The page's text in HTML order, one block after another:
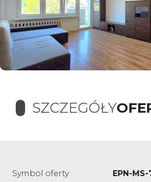
SZCZEGÓŁY
Symbol oferty
EPN-MS-